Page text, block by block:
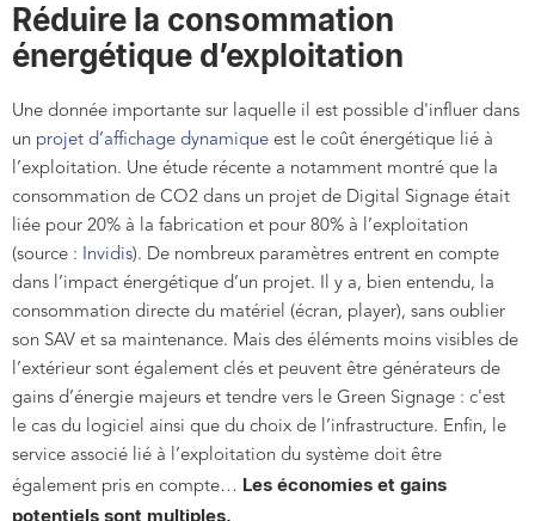
Réduire la consommation
énergétique d’exploitation
Une donnée importante sur laquelle il est possible d'influer dans
un projet d’affichage dynamique est le coût énergétique lié à
l’exploitation. Une étude récente a notamment montré que la
consommation de CO2 dans un projet de Digital Signage était
liée pour 20% à la fabrication et pour 80% à l’exploitation
(source : Invidis). De nombreux paramètres entrent en compte
dans l’impact énergétique d’un projet. Il y a, bien entendu, la
consommation directe du matériel (écran, player), sans oublier
son SAV et sa maintenance. Mais des éléments moins visibles de
l’extérieur sont également clés et peuvent être générateurs de
gains d’énergie majeurs et tendre vers le Green Signage : c'est
le cas du logiciel ainsi que du choix de l’infrastructure. Enfin, le
service associé lié à l’exploitation du système doit être
également pris en compte… Les économies et gains
potentiels sont multiples.